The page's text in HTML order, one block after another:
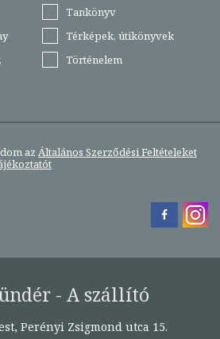
Tankönyv
Térképek, útikönyvek
Történelem
az Általános Szerződési Feltételeket
- A szállító
Perényi Zsigmond utca 15.